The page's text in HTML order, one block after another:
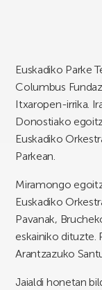
Euskadiko Parke
Columbus
Itxaropen-irrika.
Donostiako
Euskadiko
Parkean.
Miramongo
Euskadiko
Pavanak,
eskainiko dituzte.
Arantzazuko
Jaialdi honetan